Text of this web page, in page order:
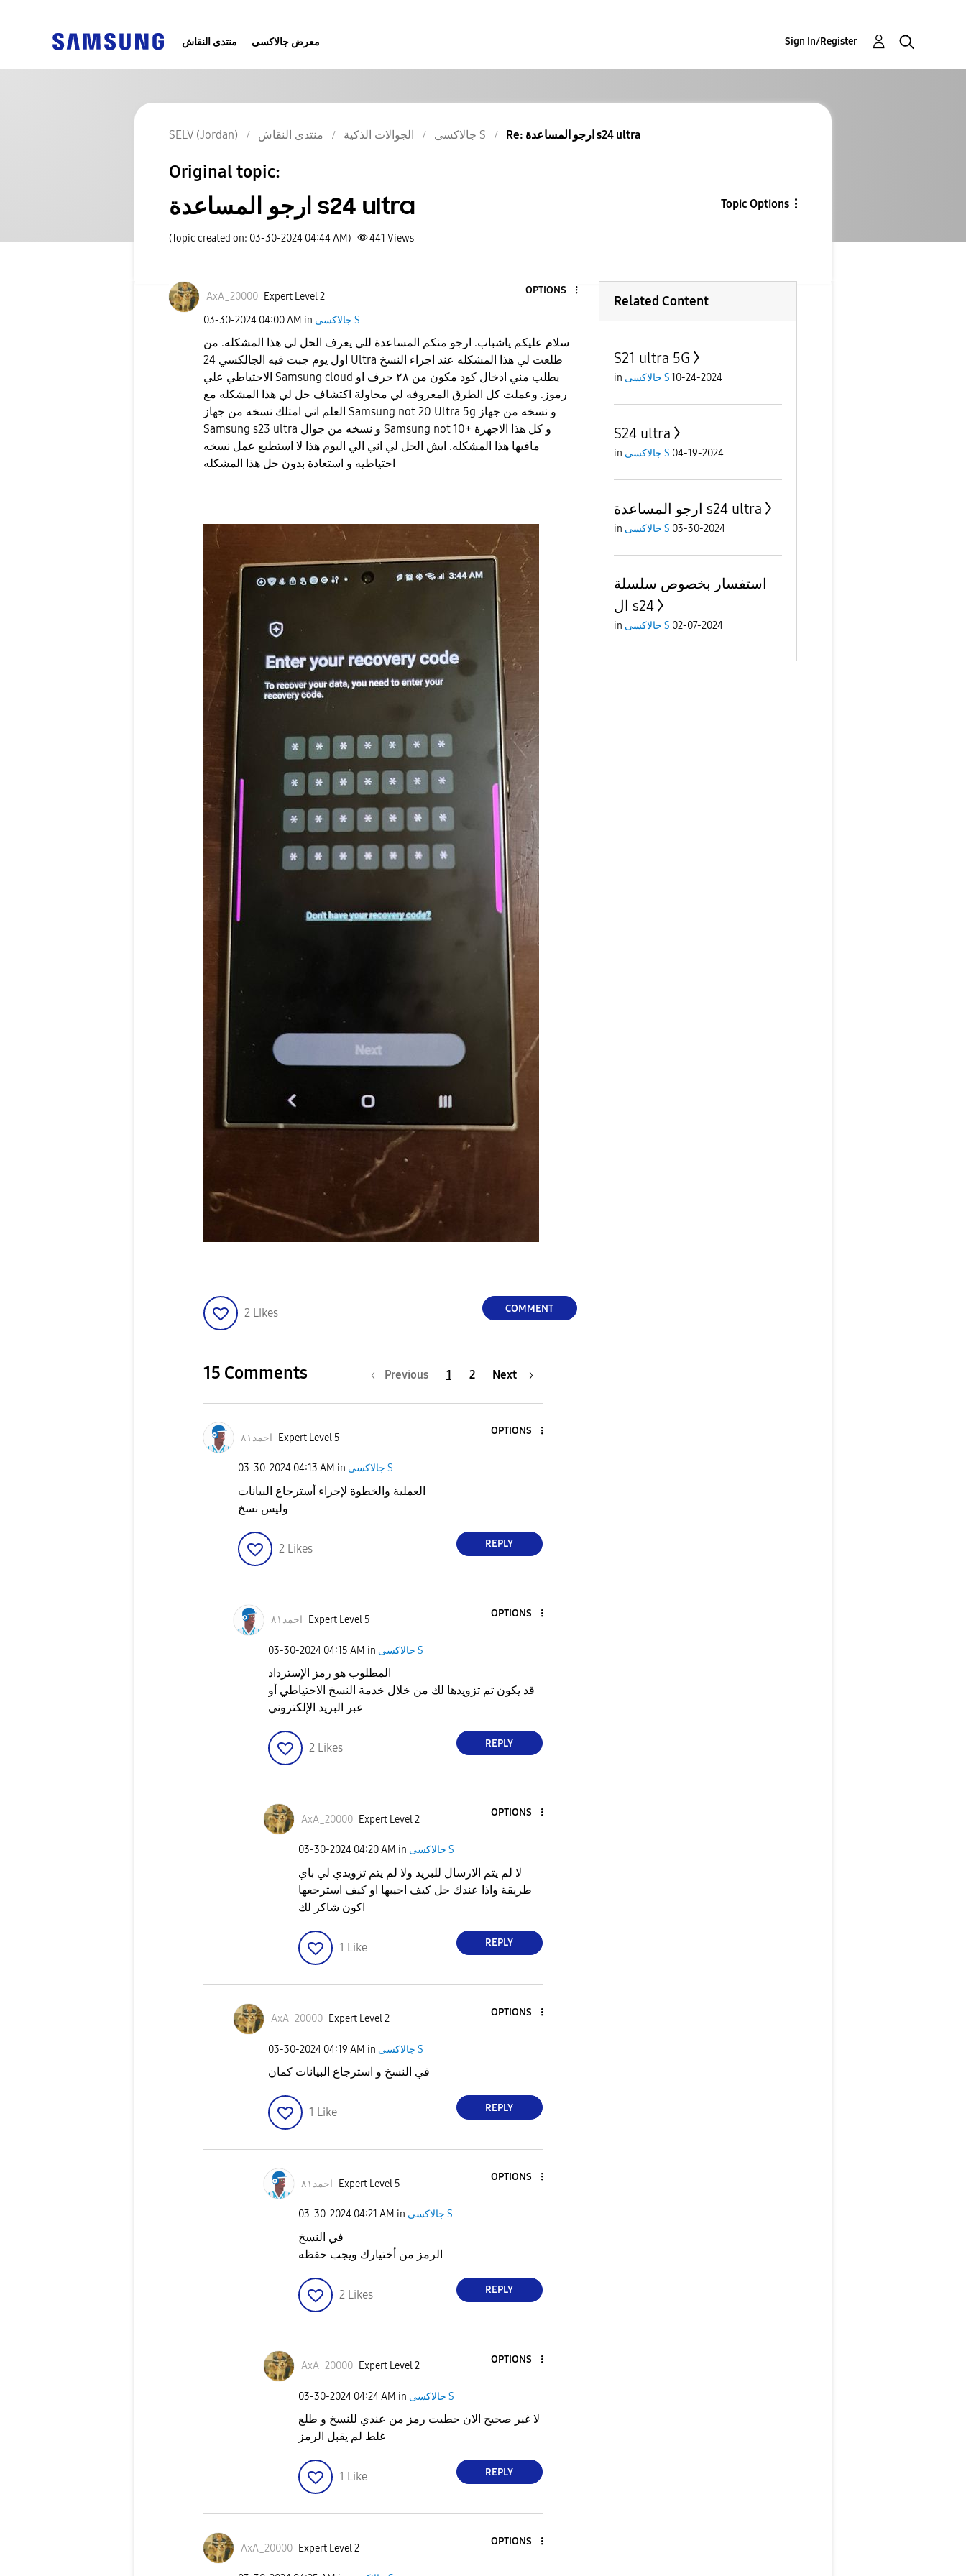
منتدى النقاش معرض جالاكسى Sign In/Register
SELV (Jordan) منتدى النقاش الجوالات الذكية جالاكسى S Re: ارجو المساعدة s24 ultra
Original topic:
ارجو المساعدة s24 ultra Topic Options
(Topic created on: 03-30-2024 04:44 AM) 441 Views
AxA_20000 Expert Level 2
OPTIONS
‎03-30-2024 04:00 AM in جالاكسى S
سلام عليكم ياشباب. ارجو منكم المساعدة للي يعرف الحل لي هذا المشكله. من
اول يوم جبت فيه الجالكسي 24 Ultra طلعت لي هذا المشكله عند اجراء النسخ
الاحتياطي علي Samsung cloud يطلب مني ادخال كود مكون من ٢٨ حرف او
رموز. وعملت كل الطرق المعروفه لي محاولة اكتشاف حل لي هذا المشكله مع
العلم اني امتلك نسخه من جهاز Samsung not 20 Ultra 5g و نسخه من جهاز
Samsung s23 ultra و نسخه من جوال Samsung not 10+ و كل هذا الاجهزة
مافيها هذا المشكله. ايش الحل لي اني الي اليوم هذا لا استطيع عمل نسخه
2 Likes COMMENT
15 Comments Previous 1 2 Next
احمد٨١ Expert Level 5
OPTIONS
‎03-30-2024 04:13 AM in جالاكسى S
العملية والخطوة لإجراء أسترجاع البيانات
وليس نسخ
2 Likes REPLY
احمد٨١ Expert Level 5
OPTIONS
‎03-30-2024 04:15 AM in جالاكسى S
المطلوب هو رمز الإسترداد
قد يكون تم تزويدها لك من خلال خدمة النسخ الاحتياطي أو
عبر البريد الإلكتروني
2 Likes REPLY
AxA_20000 Expert Level 2
OPTIONS
‎03-30-2024 04:20 AM in جالاكسى S
لا لم يتم الارسال للبريد ولا لم يتم تزويدي لي باي
طريقة واذا عندك حل كيف اجيبها او كيف استرجعها
اكون شاكر لك
1 Like REPLY
AxA_20000 Expert Level 2
OPTIONS
‎03-30-2024 04:19 AM in جالاكسى S
في النسخ و استرجاع البيانات كمان
1 Like REPLY
احمد٨١ Expert Level 5
OPTIONS
‎03-30-2024 04:21 AM in جالاكسى S
في النسخ
الرمز من أختيارك ويجب حفظه
2 Likes REPLY
AxA_20000 Expert Level 2
OPTIONS
‎03-30-2024 04:24 AM in جالاكسى S
لا غير صحيح الان حطيت رمز من عندي للنسخ و طلع
غلط لم يقبل الرمز
1 Like REPLY
AxA_20000 Expert Level 2
OPTIONS
Related Content
S21 ultra 5G
in جالاكسى S10-24-2024
S24 ultra
in جالاكسى S 04-19-2024
ارجو المساعدة s24 ultra
in جالاكسى S 03-30-2024
استفسار بخصوص سلسلة
ال s24
in جالاكسى S 02-07-2024